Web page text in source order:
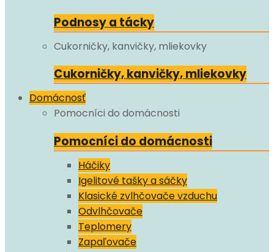
Podnosy a tácky
Cukorničky, kanvičky, mliekovky
Cukorničky, kanvičky, mliekovky
Domácnosť
Pomocníci do domácnosti
Pomocníci do domácnosti
Háčiky
Igelitové tašky a sáčky
Klasické zvlhčovače vzduchu
Odvlhčovače
Teplomery
Zapaľovače